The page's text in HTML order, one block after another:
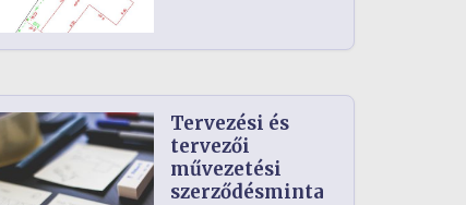
Tervezési és
tervezői
művezetési
szerződésminta